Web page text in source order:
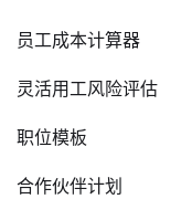
员工成本计算器
灵活用工风险评估
职位模板
合作伙伴计划